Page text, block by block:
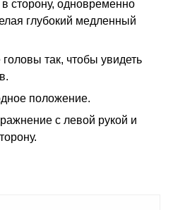
сторону, одновременно
глубокий медленный
так, чтобы увидеть
положение.
с левой рукой и